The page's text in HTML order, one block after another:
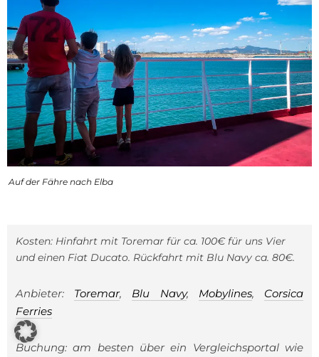
Auf der Fähre nach Elba
Kosten: Hinfahrt mit Toremar für ca. 100€ für uns Vier
und einen Fiat Ducato. Rückfahrt mit Blu Navy ca. 80€.
Anbieter: Toremar, Blu Navy, Mobylines, Corsica
Ferries
Buchung: am besten über ein Vergleichsportal wie